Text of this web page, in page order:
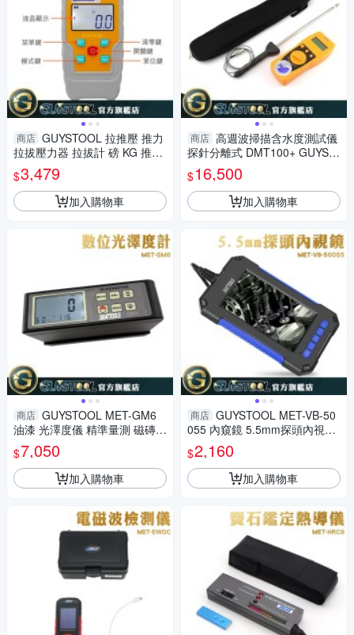
商店 GUYSTOOL 拉推壓 推力
拉拔壓力器 拉拔計 磅 KG 推拉
力計 4種單位 牛頓 拉力測試計
推力測試
$3,479
加入購物車
商店 GUYSTOOL MET-GM6
油漆 光澤度儀 精準量測 磁磚
濁度計 200GU 光澤度計 測光
澤 表面亮度
$7,050
加入購物車
商店 高週波掃描含水度測試儀
探針分離式 DMT100+ GUYST
OOL 飼料工廠 水分計 粉末水
份檢測
$16,500
加入購物車
商店 GUYSTOOL MET-VB-50
055 內窺鏡 5.5mm探頭內視鏡
5米蛇管 管道探查 汽修內視鏡
鏡頭防水 工業內視鏡
$2,160
加入購物車